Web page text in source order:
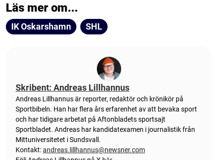
Läs mer om...
IK Oskarshamn SHL
Skribent: Andreas Lillhannus
Andreas Lillhannus är reporter, redaktör och krönikör på
Sportbibeln. Han har flera års erfarenhet av att bevaka sport
och har tidigare arbetat på Aftonbladets sportsajt
Sportbladet. Andreas har kandidatexamen i journalistik från
Mittuniversitetet i Sundsvall.
Kontakt:andreas.lillhannus@newsner.com